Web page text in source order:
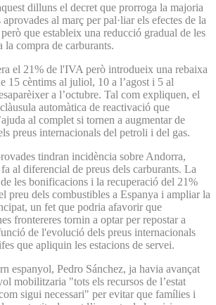
dilluns el decret que prorroga la majoria
al març per pal·liar els efectes de la
que estableix una reducció gradual de les
la compra de carburants.
el 21% de l'IVA però introdueix una rebaixa
15 cèntims al juliol, 10 a l’agost i 5 al
a l’octubre. Tal com expliquen, el
automàtica de reactivació que
al complet si tornen a augmentar de
preus internacionals del petroli i del gas.
tindran incidència sobre Andorra,
al diferencial de preus dels carburants. La
les bonificacions i la recuperació del 21%
preu dels combustibles a Espanya i ampliar la
un fet que podria afavorir que
frontereres tornin a optar per repostar a
de l'evolució dels preus internacionals
que apliquin les estacions de servei.
espanyol, Pedro Sánchez, ja havia avançat
mobilitzaria "tots els recursos de l’estat
sigui necessari" per evitar que famílies i